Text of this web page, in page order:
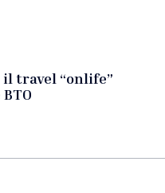
il travel “onlife”